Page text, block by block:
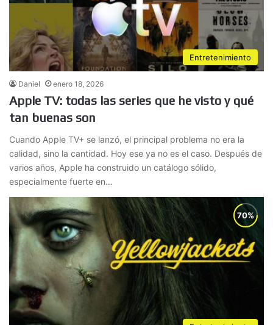
Entretenimiento
Daniel enero 18, 2026
Apple TV: todas las series que he visto y qué
tan buenas son
Cuando Apple TV+ se lanzó, el principal problema no era la
calidad, sino la cantidad. Hoy ese ya no es el caso. Después de
varios años, Apple ha construido un catálogo sólido,
especialmente fuerte en…